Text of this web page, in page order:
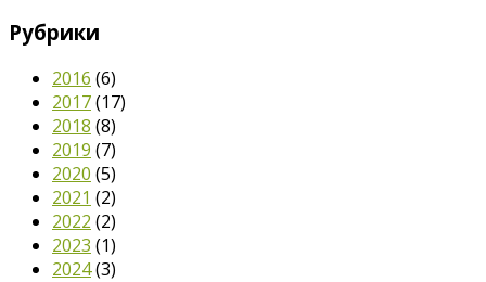
Рубрики
2016 (6)
2017(17)
2018 (8)
2019 (7)
2020 (5)
2021 (2)
2022 (2)
2023 (1)
2024(3)